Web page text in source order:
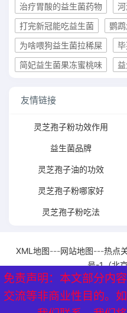
免责声明：本文部分内
交流等非商业性目的。
治疗胃酸的益生菌药物
打完新冠能吃益生菌
鹦
为啥喂狗益生菌拉稀屎
简妃益生菌果冻蜜桃味
友情链接
灵芝孢子粉功效作用
益生菌品牌
灵芝孢子油的功效
灵芝孢子粉哪家好
灵芝孢子粉吃法
XML地图---网站地图---热点
号-1（北
免责声明：本文部分内
交流等非商业性目的。